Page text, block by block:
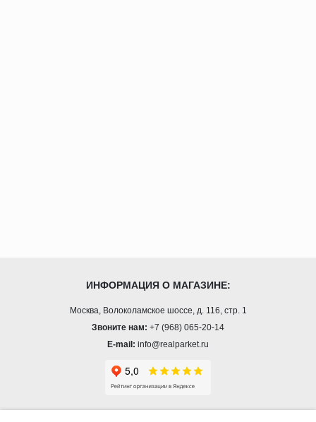
ИНФОРМАЦИЯ О МАГАЗИНЕ:
Москва, Волоколамское шоссе, д. 116, стр. 1
Звоните нам: +7 (968) 065-20-14
E-mail: info@realparket.ru